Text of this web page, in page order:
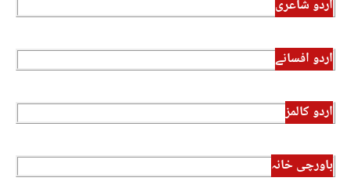
اردو شاعری
اردو افسانے
اردو کالمز
باورچی خانہ